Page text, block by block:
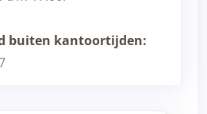
buiten kantoortijden: